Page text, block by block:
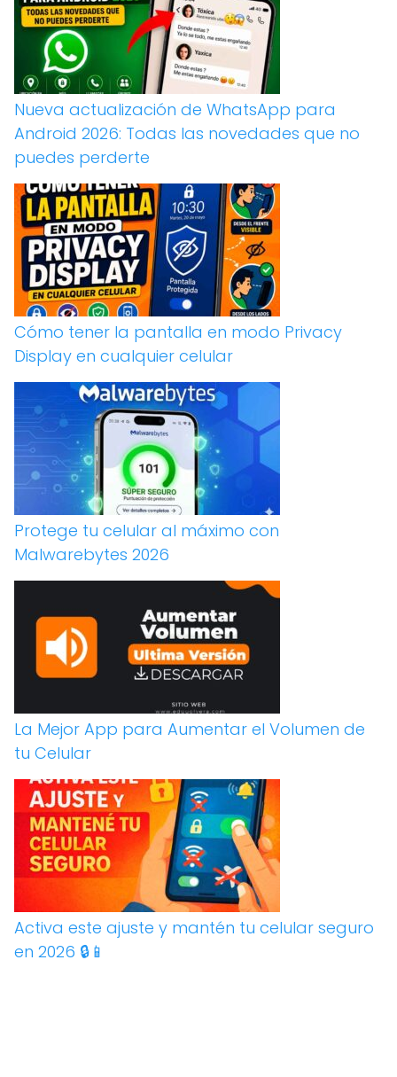
Nueva actualización de WhatsApp para
Android 2026: Todas las novedades que no
puedes perderte
Cómo tener la pantalla en modo Privacy
Display en cualquier celular
Protege tu celular al máximo con
Malwarebytes 2026
La Mejor App para Aumentar el Volumen de
tu Celular
Activa este ajuste y mantén tu celular seguro
en 2026 🔒📱